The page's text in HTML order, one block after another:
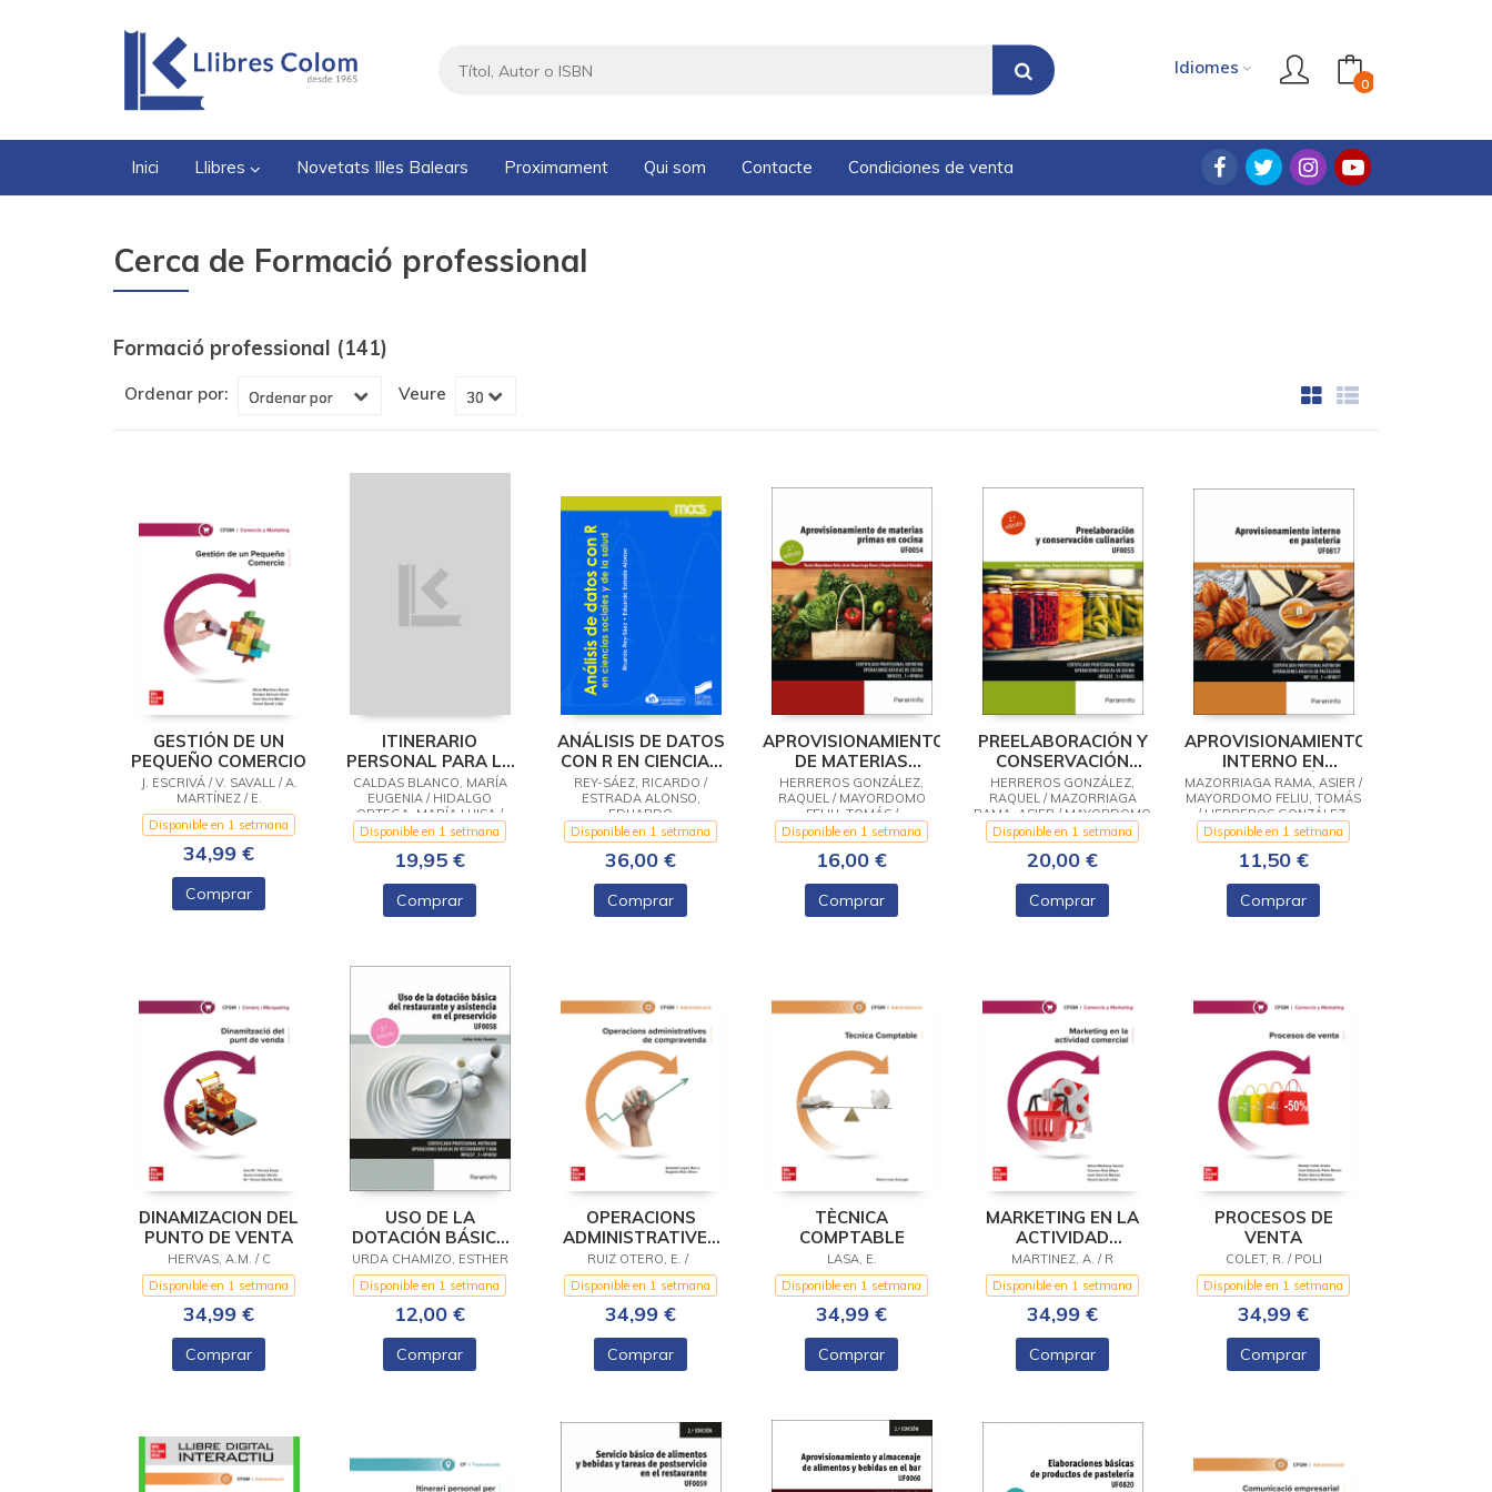
Idiomes
0
Inici Llibres Novetats Illes Balears Proximament Qui som Contacte Condiciones de venta
Cerca de Formació professional
Formació professional (141)
Ordenar por: Veure
GESTIÓN DE UN
PEQUEÑO COMERCIO
J. ESCRIVÁ / V. SAVALL / A.
MARTÍNEZ / E.
Disponible en 1 setmana
34,99 €
Comprar
ITINERARIO
PERSONAL PARA LA
EMPLEABILIDAD II
CALDAS BLANCO, MARÍA
EUGENIA / HIDALGO
ORTEGA, MARÍA LUISA /
LARAÑO DÍAZ, JESÚS EMILIO
Disponible en 1 setmana
19,95 €
Comprar
ANÁLISIS DE DATOS
CON R EN CIENCIAS
SOCIALES Y DE LA
SALUD
REY-SÁEZ, RICARDO /
ESTRADA ALONSO,
EDUARDO
Disponible en 1 setmana
36,00 €
Comprar
APROVISIONAMIENTO
DE MATERIAS
PRIMAS EN COCINA
HERREROS GONZÁLEZ,
RAQUEL / MAYORDOMO
FELIU, TOMÁS /
MAZORRIAGA RAMA, ASIER
Disponible en 1 setmana
16,00 €
Comprar
PREELABORACIÓN Y
CONSERVACIÓN
CULINARIAS
HERREROS GONZÁLEZ,
RAQUEL / MAZORRIAGA
RAMA, ASIER / MAYORDOMO
FELIU, TOMÁS
Disponible en 1 setmana
20,00 €
Comprar
APROVISIONAMIENTO
INTERNO EN
PASTELERÍA
MAZORRIAGA RAMA, ASIER /
MAYORDOMO FELIU, TOMÁS
/ HERREROS GONZÁLEZ,
RAQUEL
Disponible en 1 setmana
11,50 €
Comprar
DINAMIZACION DEL
PUNTO DE VENTA
HERVAS, A.M. / C
Disponible en 1 setmana
34,99 €
Comprar
USO DE LA
DOTACIÓN BÁSICA
DEL RESTAURANTE Y
ASISTENCIA EN EL
PRESERVICIO
URDA CHAMIZO, ESTHER
Disponible en 1 setmana
12,00 €
Comprar
OPERACIONS
ADMINISTRATIVES
DE COMPRAVENDA
RUIZ OTERO, E. /
Disponible en 1 setmana
34,99 €
Comprar
TÈCNICA
COMPTABLE
LASA, E.
Disponible en 1 setmana
34,99 €
Comprar
MARKETING EN LA
ACTIVIDAD
COMERCIAL
MARTINEZ, A. / R
Disponible en 1 setmana
34,99 €
Comprar
PROCESOS DE
VENTA
COLET, R. / POLI
Disponible en 1 setmana
34,99 €
Comprar